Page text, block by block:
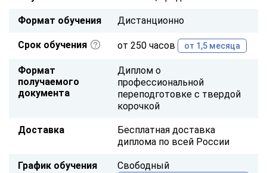
Формат обучения Дистанционно
Срок обучения от 250 часов от 1,5 месяца
Формат
получаемого
документа
Диплом о
профессиональной
переподготовке с твердой
корочкой
Доставка
Бесплатная доставка
диплома по всей России
График обучения Свободный